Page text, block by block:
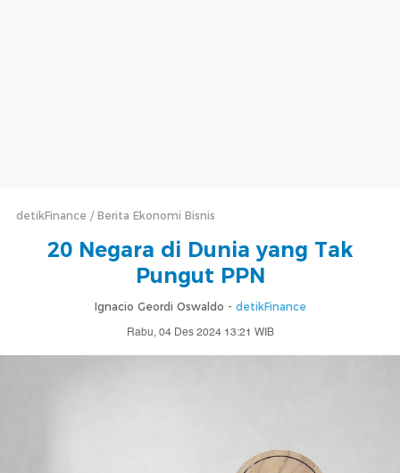
detikFinance Berita Ekonomi Bisnis
20 Negara di Dunia yang Tak
Pungut PPN
Ignacio Geordi Oswaldo - detikFinance
Rabu, 04 Des 2024 13:21 WIB